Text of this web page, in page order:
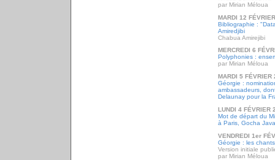
par Mirian Méloua
MARDI 12
Bibliographie :
Amiredjibi
Chabua Amirejibi
MERCREDI 6
Polyphonies :
par Mirian Méloua
MARDI 5 FÉVRIER
Géorgie :
ambassadeurs,
Delaunay pour la
LUNDI 4 FÉVRIER
Mot de départ du
à Paris, Gocha
VENDREDI 1er
Géorgie : les
Version initiale
par Mirian Méloua